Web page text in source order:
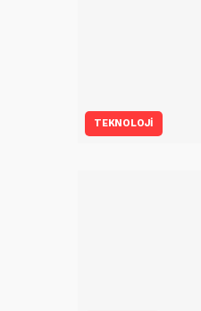
TEKNOLOJİ